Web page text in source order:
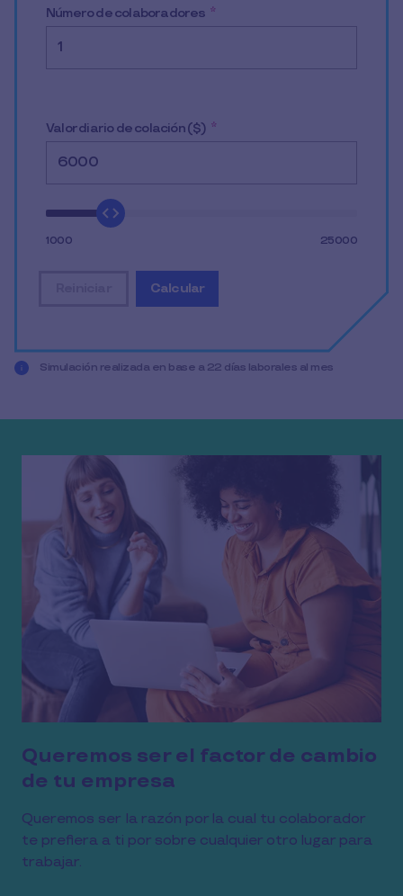
Completa tus datos para conocer más de los
Número de colaboradores *
Valor diario de colación ($) *
1000 25000
restablecer todos los datos de entrada
Calcularmostrar el resultado de la
Simulación realizada en base a 22 días laborales al mes
Queremos ser el factor de cambio
de tu empresa
Queremos ser la razón por la cual tu colaborador
te prefiera a ti por sobre cualquier otro lugar para
trabajar.